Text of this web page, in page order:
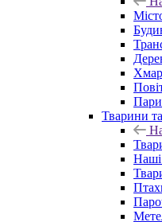
Тварини
Наші